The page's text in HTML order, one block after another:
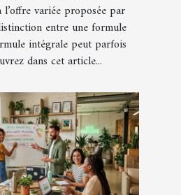
l’offre variée proposée par
entre une formule
intégrale peut parfois
dans cet article...